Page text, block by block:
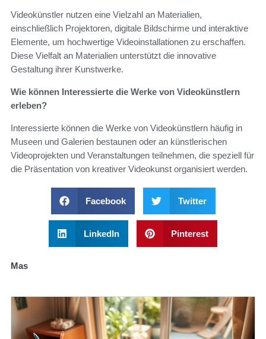
Videokünstler nutzen eine Vielzahl an Materialien,
einschließlich Projektoren, digitale Bildschirme und interaktive
Elemente, um hochwertige Videoinstallationen zu erschaffen.
Diese Vielfalt an Materialien unterstützt die innovative
Gestaltung ihrer Kunstwerke.
Wie können Interessierte die Werke von Videokünstlern
erleben?
Interessierte können die Werke von Videokünstlern häufig in
Museen und Galerien bestaunen oder an künstlerischen
Videoprojekten und Veranstaltungen teilnehmen, die speziell für
die Präsentation von kreativer Videokunst organisiert werden.
Facebook Twitter
LinkedIn Pinterest
Mas